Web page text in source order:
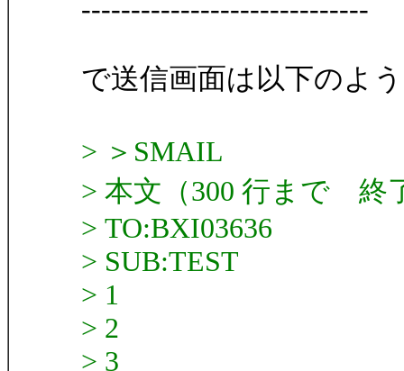
-----------------------------
で送信画面は以下のよ
> ＞SMAIL
> 本文（300 行まで 終
> TO:BXI03636
> SUB:TEST
> 1
> 2
> 3